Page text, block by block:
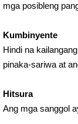
mga posibleng
Kumbinyente
Hindi na
pinaka-sariwa at
Hitsura
Ang mga sanggol